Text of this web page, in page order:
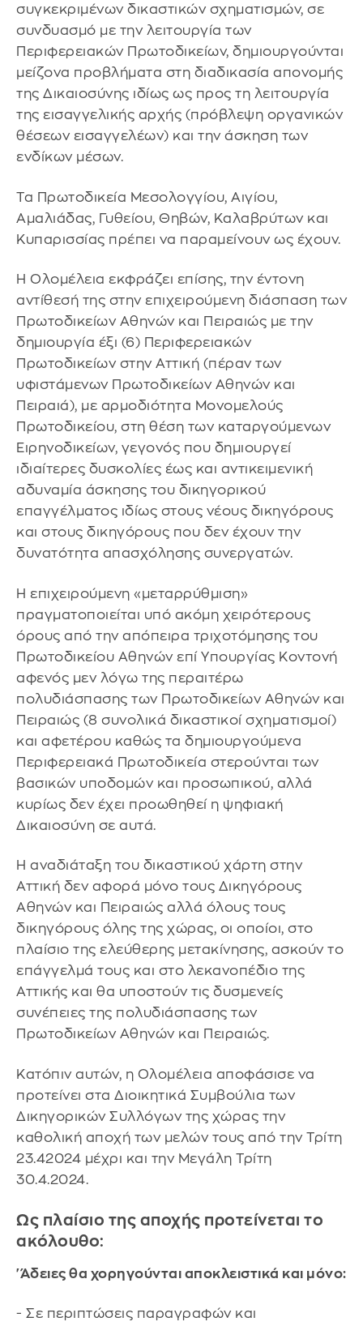
συγκεκριμένων δικαστικών σχηματισμών, σε
συνδυασμό με την λειτουργία των
Περιφερειακών Πρωτοδικείων, δημιουργούνται
μείζονα προβλήματα στη διαδικασία απονομής
της Δικαιοσύνης ιδίως ως προς τη λειτουργία
της εισαγγελικής αρχής (πρόβλεψη οργανικών
θέσεων εισαγγελέων) και την άσκηση των
ενδίκων μέσων.
Τα Πρωτοδικεία Μεσολογγίου, Αιγίου,
Αμαλιάδας, Γυθείου, Θηβών, Καλαβρύτων και
Κυπαρισσίας πρέπει να παραμείνουν ως έχουν.
Η Ολομέλεια εκφράζει επίσης, την έντονη
αντίθεσή της στην επιχειρούμενη διάσπαση των
Πρωτοδικείων Αθηνών και Πειραιώς με την
δημιουργία έξι (6) Περιφερειακών
Πρωτοδικείων στην Αττική (πέραν των
υφιστάμενων Πρωτοδικείων Αθηνών και
Πειραιά), με αρμοδιότητα Μονομελούς
Πρωτοδικείου, στη θέση των καταργούμενων
Ειρηνοδικείων, γεγονός που δημιουργεί
ιδιαίτερες δυσκολίες έως και αντικειμενική
αδυναμία άσκησης του δικηγορικού
επαγγέλματος ιδίως στους νέους δικηγόρους
και στους δικηγόρους που δεν έχουν την
δυνατότητα απασχόλησης συνεργατών.
Η επιχειρούμενη «μεταρρύθμιση»
πραγματοποιείται υπό ακόμη χειρότερους
όρους από την απόπειρα τριχοτόμησης του
Πρωτοδικείου Αθηνών επί Υπουργίας Κοντονή
αφενός μεν λόγω της περαιτέρω
πολυδιάσπασης των Πρωτοδικείων Αθηνών και
Πειραιώς (8 συνολικά δικαστικοί σχηματισμοί)
και αφετέρου καθώς τα δημιουργούμενα
Περιφερειακά Πρωτοδικεία στερούνται των
βασικών υποδομών και προσωπικού, αλλά
κυρίως δεν έχει προωθηθεί η ψηφιακή
Δικαιοσύνη σε αυτά.
Η αναδιάταξη του δικαστικού χάρτη στην
Αττική δεν αφορά μόνο τους Δικηγόρους
Αθηνών και Πειραιώς αλλά όλους τους
δικηγόρους όλης της χώρας, οι οποίοι, στο
πλαίσιο της ελεύθερης μετακίνησης, ασκούν το
επάγγελμά τους και στο λεκανοπέδιο της
Αττικής και θα υποστούν τις δυσμενείς
συνέπειες της πολυδιάσπασης των
Πρωτοδικείων Αθηνών και Πειραιώς.
Κατόπιν αυτών, η Ολομέλεια αποφάσισε να
προτείνει στα Διοικητικά Συμβούλια των
Δικηγορικών Συλλόγων της χώρας την
καθολική αποχή των μελών τους από την Τρίτη
23.42024 μέχρι και την Μεγάλη Τρίτη
30.4.2024.
Ως πλαίσιο της αποχής προτείνεται το
ακόλουθο:
'Άδειες θα χορηγούνται αποκλειστικά και μόνο:
- Σε περιπτώσεις παραγραφών και